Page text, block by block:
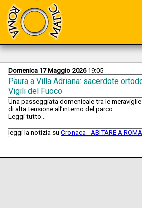
Domenica 17 Maggio 202619:05
Paura a Villa Adriana: sacerdote
Vigili del Fuoco
Una passeggiata domenicale tra le
di alta tensione all’interno del parco...
Leggi tutto...
leggi la notizia su Cronaca - ABITARE A ROMA